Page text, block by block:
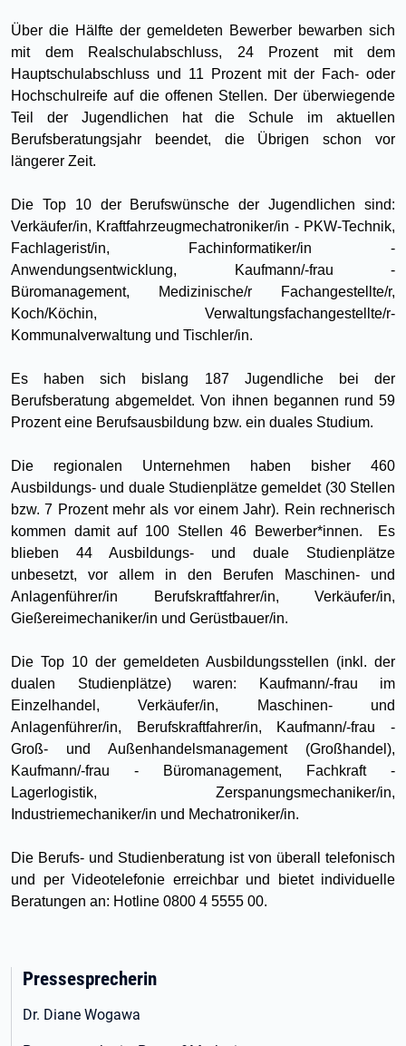
Über die Hälfte der gemeldeten Bewerber bewarben sich
mit dem Realschulabschluss, 24 Prozent mit dem
Hauptschulabschluss und 11 Prozent mit der Fach- oder
Hochschulreife auf die offenen Stellen. Der überwiegende
Teil der Jugendlichen hat die Schule im aktuellen
Berufsberatungsjahr beendet, die Übrigen schon vor
längerer Zeit.
Die Top 10 der Berufswünsche der Jugendlichen sind:
Verkäufer/in, Kraftfahrzeugmechatroniker/in - PKW-Technik,
Fachlagerist/in, Fachinformatiker/in -
Anwendungsentwicklung, Kaufmann/-frau -
Büromanagement, Medizinische/r Fachangestellte/r,
Koch/Köchin, Verwaltungsfachangestellte/r-
Kommunalverwaltung und Tischler/in.
Es haben sich bislang 187 Jugendliche bei der
Berufsberatung abgemeldet. Von ihnen begannen rund 59
Prozent eine Berufsausbildung bzw. ein duales Studium.
Die regionalen Unternehmen haben bisher 460
Ausbildungs- und duale Studienplätze gemeldet (30 Stellen
bzw. 7 Prozent mehr als vor einem Jahr). Rein rechnerisch
kommen damit auf 100 Stellen 46 Bewerber*innen. Es
blieben 44 Ausbildungs- und duale Studienplätze
unbesetzt, vor allem in den Berufen Maschinen- und
Anlagenführer/in Berufskraftfahrer/in, Verkäufer/in,
Gießereimechaniker/in und Gerüstbauer/in.
Die Top 10 der gemeldeten Ausbildungsstellen (inkl. der
dualen Studienplätze) waren: Kaufmann/-frau im
Einzelhandel, Verkäufer/in, Maschinen- und
Anlagenführer/in, Berufskraftfahrer/in,
Kaufmann/-frau -
Groß- und Außenhandelsmanagement (Großhandel),
Kaufmann/-frau - Büromanagement, Fachkraft -
Lagerlogistik, Zerspanungsmechaniker/in,
Industriemechaniker/in und Mechatroniker/in.
Die Berufs- und Studienberatung ist von überall telefonisch
und per Videotelefonie erreichbar und bietet individuelle
Beratungen an: Hotline 0800 4 5555 00.
Pressesprecherin
Dr. Diane Wogawa